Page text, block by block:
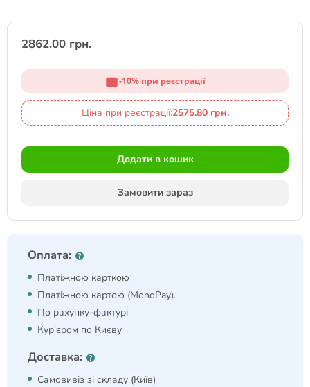
2862.00 грн.
-10% при реєстрації
Ціна при реєстрації:2575.80 грн.
Додати в кошик
Замовити зараз
Оплата:
Платіжною карткою
Платіжною картою (MonoPay).
По рахунку-фактурі
Кур'єром по Києву
Доставка:
Самовивіз зі складу (Київ)